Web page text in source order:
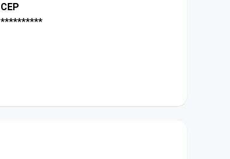
CEP
**********